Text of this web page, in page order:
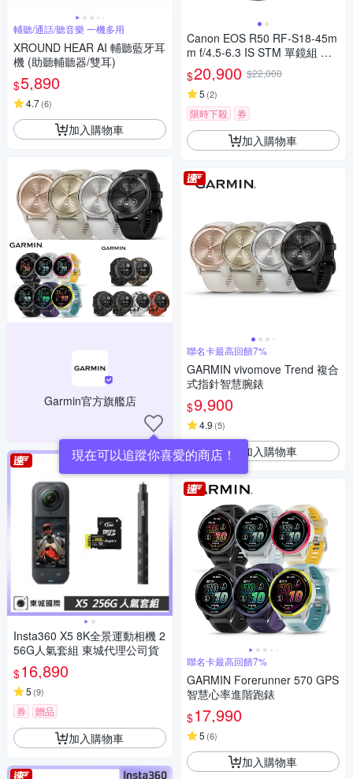
輔聽/通話/聽音樂 一機多用
XROUND HEAR AI 輔聽藍牙耳
機 (助聽輔聽器/雙耳)
$5,890
4.7(6)
加入購物車
Garmin官方旗艦店
現在可以追蹤你喜愛的商店！
Insta360 X5 8K全景運動相機 2
56G人氣套組 東城代理公司貨
$16,890
5 (9)
券 贈品
加入購物車
Canon EOS R50 RF-S18-45m
m f/4.5-6.3 IS STM 單鏡組 公
司貨
$20,900 $22,000
5 (2)
限時下殺 券
加入購物車
聯名卡最高回饋7%
GARMIN vivomove Trend 複合
式指針智慧腕錶
$9,900
4.9 (5)
加入購物車
聯名卡最高回饋7%
GARMIN Forerunner 570 GPS
智慧心率進階跑錶
$17,990
5 (6)
加入購物車